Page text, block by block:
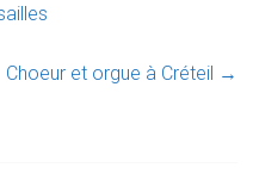
Choeur et orgue à Créteil →